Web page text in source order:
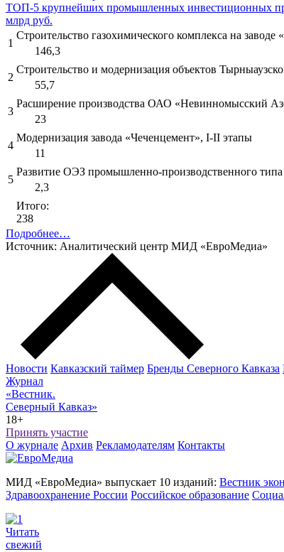
ТОП-5 крупнейших промышленных инвестиционных
млрд руб.
1
Строительство газохимического комплекса на заводе
146,3
2
Строительство и модернизация объектов
55,7
3
Расширение производства ОАО «Невинномысский
23
4
Модернизация завода «Чеченцемент», I-II этапы
11
5
Развитие ОЭЗ промышленно-производственного
2,3
Итого:
238
Подробнее…
Источник: Аналитический центр МИД «ЕвроМедиа»
Новости Кавказский таймер Бренды Северного Кавказа
Журнал
«Вестник.
Северный Кавказ»
18+
Принять участие
О журнале Архив Рекламодателям Контакты
МИД «ЕвроМедиа» выпускает 10 изданий: Вестник
Здравоохранение России Российское образование
Читать
свежий